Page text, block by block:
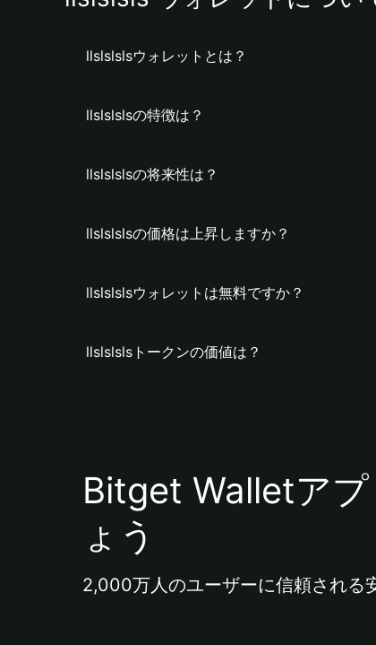
llslslslsウォレットとは？
llslslslsの特徴は？
llslslslsの将来性は？
llslslslsの価格は上昇しますか？
llslslslsウォレットは無料ですか？
llslslslsトークンの価値は？
Bitget Walletア
ょう
2,000万人のユーザーに信頼される